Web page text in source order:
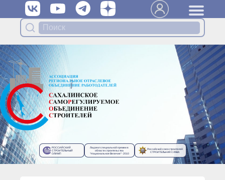
Органы управления Ассоциации
● Общее собрание членов
● Генеральный директор
Специализированные органы
● Контрольный комитет
● Дисциплинарный комитет
● Архив
Протоколы органов управления
РОССИЙСКИЙ
СТРОИТЕЛЬНЫЙ
ОЛИМП
Лауреат специальной премии в
области строительства
“Национальное Величие”- 2010
Российский союз строителей
СТРОИТЕЛЬНАЯ СЛАВА